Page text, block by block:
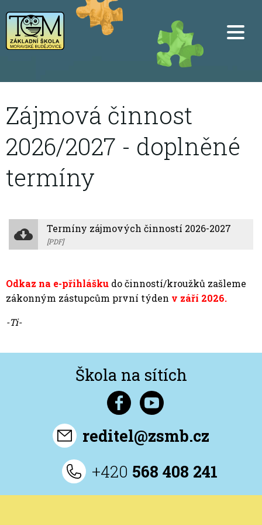
Zájmová činnost
2026/2027 - doplněné
termíny
Termíny zájmových činností 2026-2027
[PDF]
Odkaz na e-přihlášku do činností/kroužků zašleme
zákonným zástupcům první týden v září 2026.
-Ti-
Škola na sítích
reditel@zsmb.cz
+420 568 408 241